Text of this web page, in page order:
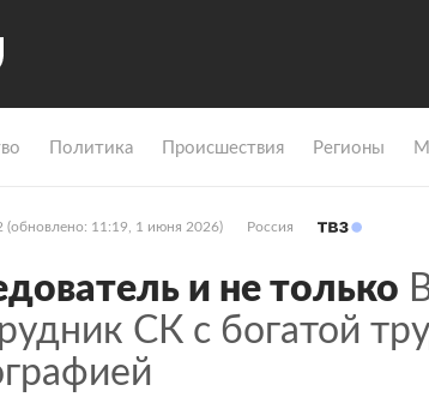
Политика Происшествия Регионы
(обновлено: 11:19, 1 июня 2026) Россия
и не только
СК с богатой